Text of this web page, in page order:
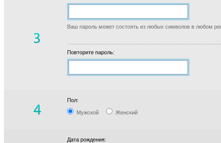
Ваш пароль может состоять из любых символов в любом
Повторите пароль:
Пол:
Мужской Женский
Дата рождения: